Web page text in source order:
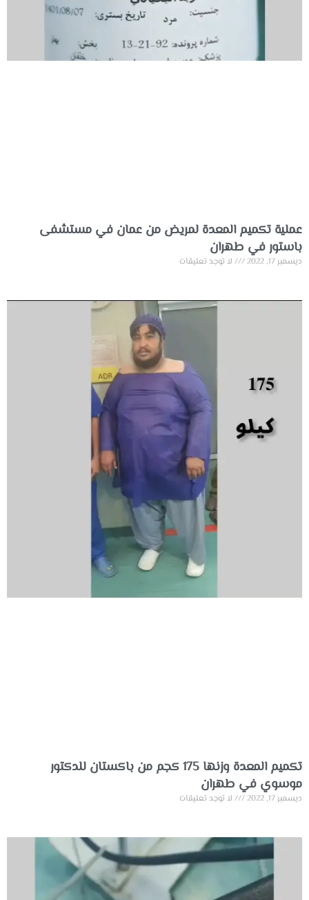
عملية تكميم المعدة لمريض من عمان في مستشفى
باستور في طهران
ديسمبر 17, 2022 لا توجد تعليقات
تكميم المعدة وزنها 175 كجم من باكستان للدكتور
موسوي في طهران
ديسمبر 17, 2022 لا توجد تعليقات